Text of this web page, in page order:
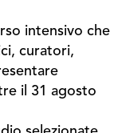
intensivo che
curatori,
il 31 agosto